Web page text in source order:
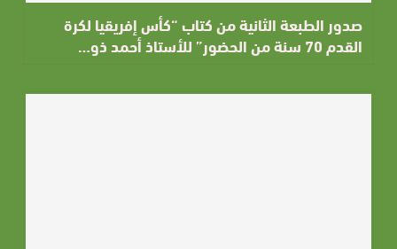
صدور الطبعة الثانية من كتاب “كأس إفريقيا لكرة
القدم 70 سنة من الحضور” للأستاذ أحمد ذو…